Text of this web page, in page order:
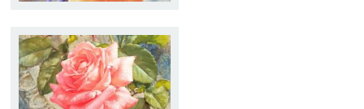
COMPOSICION CON
ROSAS